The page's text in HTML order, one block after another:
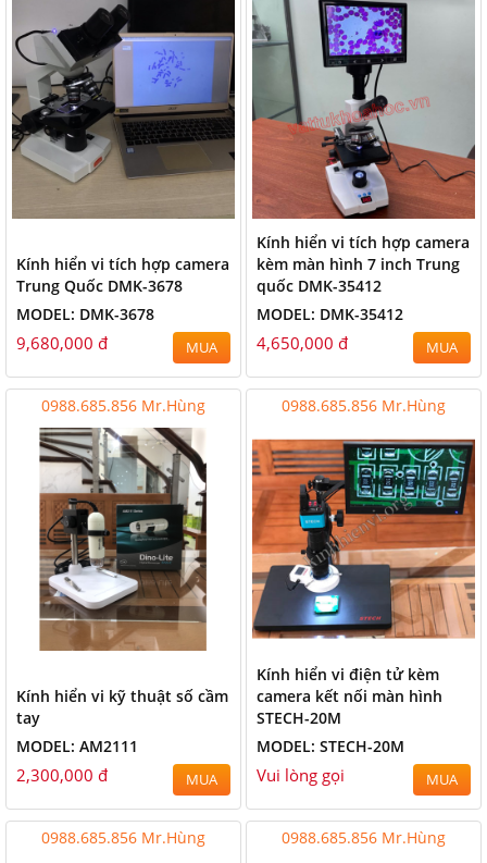
Kính hiển vi tích hợp camera
Trung Quốc DMK-3678
MODEL: DMK-3678
9,680,000 đ MUA
Kính hiển vi tích hợp camera
kèm màn hình 7 inch Trung
quốc DMK-35412
MODEL: DMK-35412
4,650,000 đ MUA
0988.685.856 Mr.Hùng
Kính hiển vi kỹ thuật số cầm
tay
MODEL: AM2111
2,300,000 đ MUA
0988.685.856 Mr.Hùng
Kính hiển vi điện tử kèm
camera kết nối màn hình
STECH-20M
MODEL: STECH-20M
Vui lòng gọi MUA
0988.685.856 Mr.Hùng 0988.685.856 Mr.Hùng